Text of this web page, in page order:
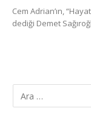
Cem Adrian’ın,
dediği Demet